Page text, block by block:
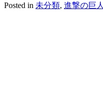
Posted in 未分類, 進撃の巨人